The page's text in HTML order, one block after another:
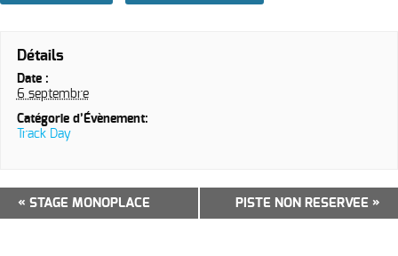
Détails
Date :
6 septembre
Catégorie d’Évènement:
Track Day
Navigation
Évènement
« STAGE MONOPLACE PISTE NON RESERVEE »